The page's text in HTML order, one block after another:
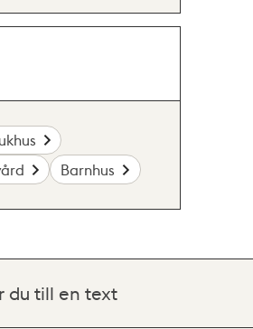
Barnhus
du till en text